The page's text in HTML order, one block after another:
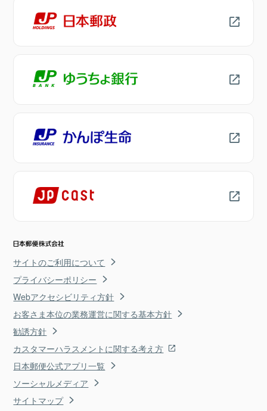
サイトのご利用について
プライバシーポリシー
Webアクセシビリティ方針
お客さま本位の業務運営に関する基本方針
勧誘方針
カスタマーハラスメントに関する考え方
日本郵便公式アプリ一覧
ソーシャルメディア
サイトマップ